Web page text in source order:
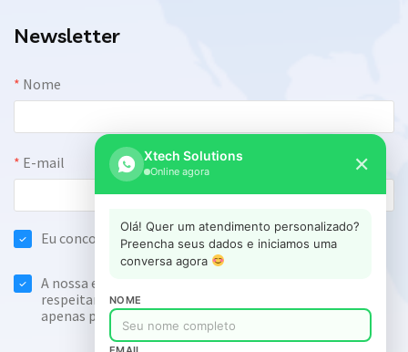
Newsletter
Xtech Solutions
Online agora ✕
Olá! Quer um atendimento personalizado?
Preencha seus dados e iniciamos uma
conversa agora
NOME